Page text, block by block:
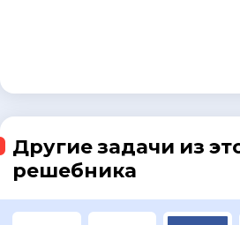
Другие задачи из
решебника